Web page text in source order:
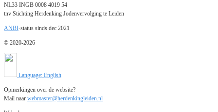
NL33 INGB 0008 4019 54
tnv Stichting Herdenking Jodenvervolging te Leiden
ANBI-status sinds dec 2021
© 2020-2026
Language: English
Opmerkingen over de website?
Mail naar webmaster@herdenkingleiden.nl